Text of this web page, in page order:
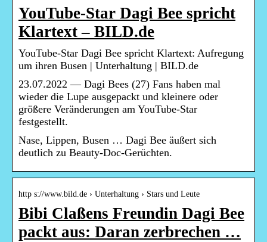
YouTube-Star Dagi Bee spricht
Klartext – BILD.de
YouTube-Star Dagi Bee spricht Klartext: Aufregung
um ihren Busen | Unterhaltung | BILD.de
23.07.2022 — Dagi Bees (27) Fans haben mal
wieder die Lupe ausgepackt und kleinere oder
größere Veränderungen am YouTube-Star
festgestellt.
Nase, Lippen, Busen … Dagi Bee äußert sich
deutlich zu Beauty-Doc-Gerüchten.
http s://www.bild.de › Unterhaltung › Stars und Leute
Bibi Claßens Freundin Dagi Bee
packt aus: Daran zerbrechen …